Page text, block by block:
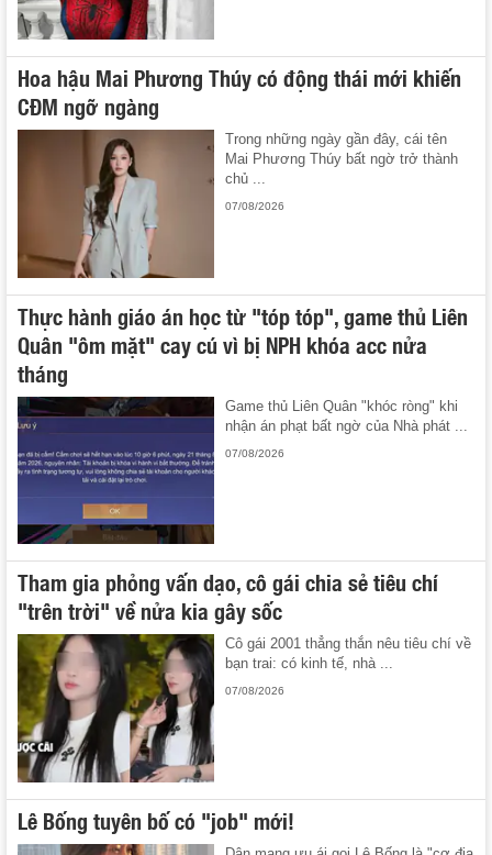
Hoa hậu Mai Phương Thúy có động thái mới khiến
CĐM ngỡ ngàng
Trong những ngày gần đây, cái tên
Mai Phương Thúy bất ngờ trở thành
chủ ...
07/08/2026
Thực hành giáo án học từ "tóp tóp", game thủ Liên
Quân "ôm mặt" cay cú vì bị NPH khóa acc nửa
tháng
Game thủ Liên Quân "khóc ròng" khi
nhận án phạt bất ngờ của Nhà phát ...
07/08/2026
Tham gia phỏng vấn dạo, cô gái chia sẻ tiêu chí
"trên trời" về nửa kia gây sốc
Cô gái 2001 thẳng thắn nêu tiêu chí về
bạn trai: có kinh tế, nhà ...
07/08/2026
Lê Bống tuyên bố có "job" mới!